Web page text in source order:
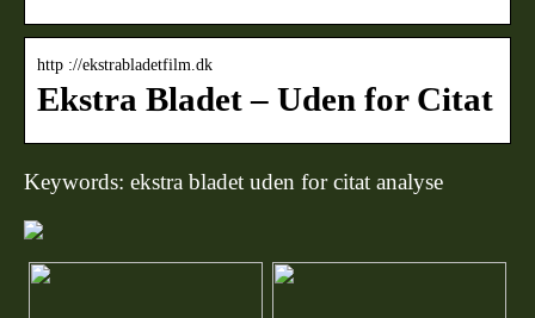
http ://ekstrabladetfilm.dk
Ekstra Bladet – Uden for Citat
Keywords: ekstra bladet uden for citat analyse